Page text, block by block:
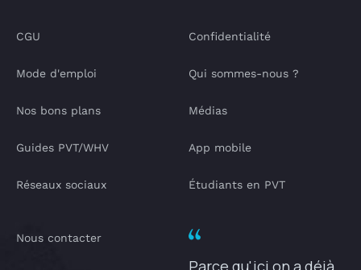
CGU
Mode d'emploi
Nos bons plans
Guides PVT/WHV
Réseaux sociaux
Confidentialité
Qui sommes-nous ?
Médias
App mobile
Étudiants en PVT
Nous contacter
Parce qu'ici on a déjà